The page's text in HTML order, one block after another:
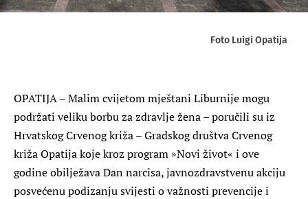
Foto Luigi Opatija
OPATIJA – Malim cvijetom mještani Liburnije mogu
podržati veliku borbu za zdravlje žena – poručili su iz
Hrvatskog Crvenog križa – Gradskog društva Crvenog
križa Opatija koje kroz program »Novi život« i ove
godine obilježava Dan narcisa, javnozdravstvenu akciju
posvećenu podizanju svijesti o važnosti prevencije i